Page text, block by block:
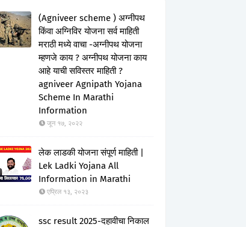
(Agniveer scheme ) अग्नीपथ
किंवा अग्निविर योजना सर्व माहिती
मराठी मध्ये वाचा -अग्नीपथ योजना
म्हणजे काय ? अग्नीपथ योजना काय
आहे याची सविस्तर माहिती ?
agniveer Agnipath Yojana
Scheme In Marathi
Information
जून १७, २०२२
लेक लाडकी योजना संपूर्ण माहिती |
Lek Ladki Yojana All
Information in Marathi
एप्रिल १३, २०२३
ssc result 2025-दहावीचा निकाल